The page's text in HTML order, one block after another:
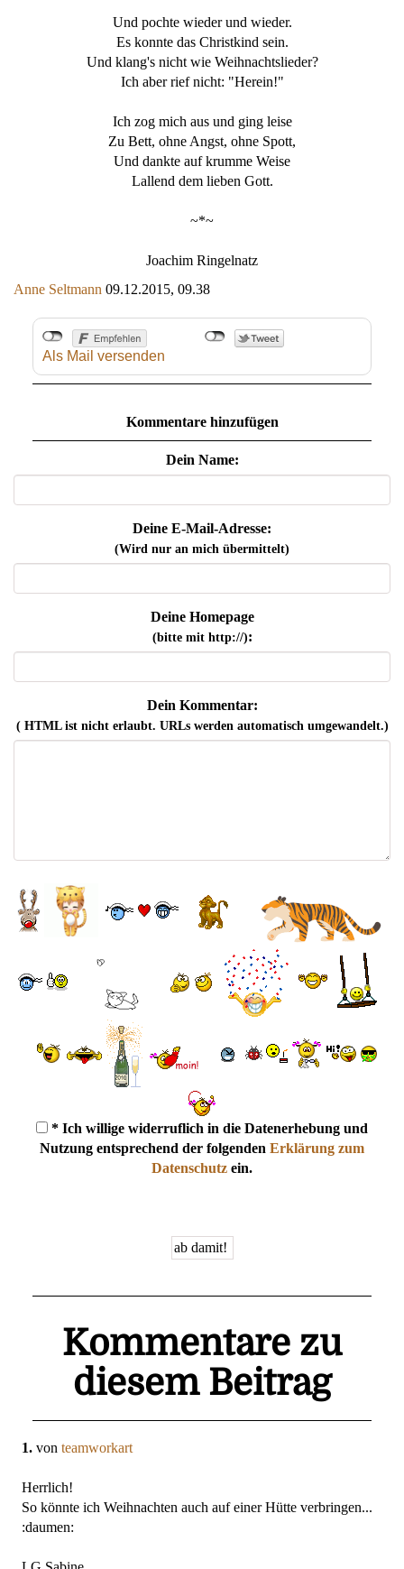
Und pochte wieder und wieder.
Es konnte das Christkind sein.
Und klang's nicht wie Weihnachtslieder?
Ich aber rief nicht: "Herein!"
Ich zog mich aus und ging leise
Zu Bett, ohne Angst, ohne Spott,
Und dankte auf krumme Weise
Lallend dem lieben Gott.
~*~
Joachim Ringelnatz
Anne Seltmann 09.12.2015, 09.38
Als Mail versenden
Kommentare hinzufügen
Dein Name:
Deine E-Mail-Adresse:
(Wird nur an mich übermittelt)
Deine Homepage
(bitte mit http://):
Dein Kommentar:
( HTML ist nichterlaubt. URLs werden automatisch umgewandelt.)
* Ich willige widerruflich in die Datenerhebung und
Nutzung entsprechend der folgenden Erklärung zum
Datenschutz ein.
Kommentare zu
diesem Beitrag
1. von teamworkart
Herrlich!
So könnte ich Weihnachten auch auf einer Hütte verbringen...
:daumen: